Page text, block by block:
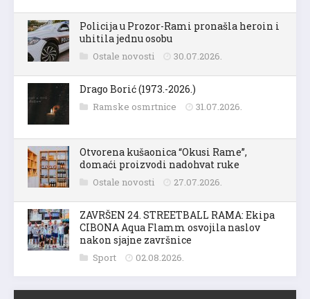
Policija u Prozor-Rami pronašla heroin i
uhitila jednu osobu
Ostale novosti 30.07.2026.
Drago Borić (1973.-2026.)
Ramske osmrtnice 31.07.2026.
Otvorena kušaonica “Okusi Rame”,
domaći proizvodi nadohvat ruke
Ostale novosti 27.07.2026.
ZAVRŠEN 24. STREETBALL RAMA: Ekipa
CIBONA Aqua Flamm osvojila naslov
nakon sjajne završnice
Sport 02.08.2026.